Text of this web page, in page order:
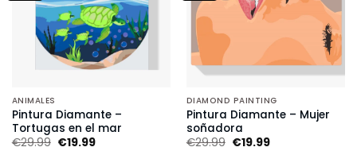
ANIMALES
Pintura Diamante –
Tortugas en el mar
€29.99 €19.99
DIAMOND PAINTING
Pintura Diamante – Mujer
soñadora
€29.99 €19.99